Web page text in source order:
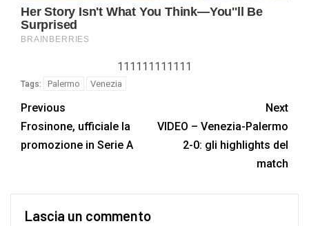
111111111111
Tags: Palermo Venezia
Previous
Frosinone, ufficiale la
promozione in Serie A
Next
VIDEO – Venezia-Palermo
2-0: gli highlights del
match
Lascia un commento